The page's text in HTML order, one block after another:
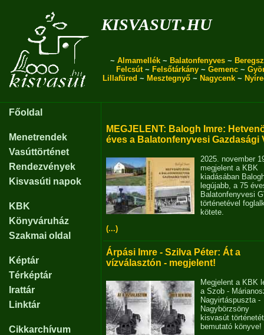
kisvasut.hu
~ Almamellék ~ Balatonfenyves ~
Felcsút~ Felsőtárkány ~ Gemenc ~
Lillafüred ~ Mesztegnyő ~ Nagycenk ~
Főoldal
Menetrendek
Vasúttörténet
Rendezvények
Kisvasúti napok
KBK
Könyváruház
Szakmai oldal
Képtár
Térképtár
Irattár
Linktár
Cikkarchívum
MEGJELENT: Balogh Imre:
éves a Balatonfenyvesi Gazdasági
2025. november
megjelent a KBK
kiadásában
legújabb, a 75
Balatonfenyvesi
történetével
kötete.
(...)
Árpási Imre - Szilva Péter: Át a
vízválasztón - megjelent!
Megjelent a KBK
a Szob -
Nagyirtáspuszta -
Nagybörzsöny
kisvasút történetét
bemutató könyve!